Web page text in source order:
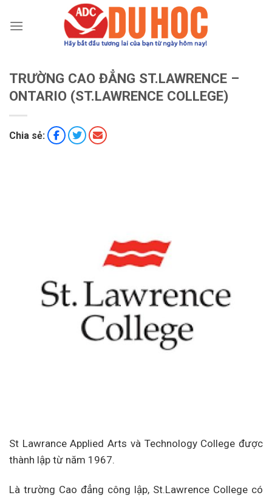
đến
TRƯỜNG CAO ĐẲNG ST.LAWRENCE –
ONTARIO (ST.LAWRENCE COLLEGE)
Chia sẻ:
St Lawrance Applied Arts và Technology College được
thành lập từ năm 1967.
Là trường Cao đẳng công lập, St.Lawrence College có